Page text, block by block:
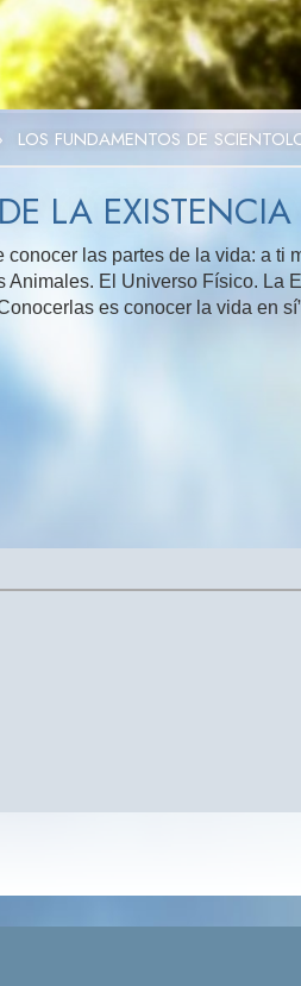
LOS FUNDAMENTOS DE
LA EXISTENCIA
conocer las partes de la vida: a ti
Animales. El Universo Físico. La
es conocer la vida en